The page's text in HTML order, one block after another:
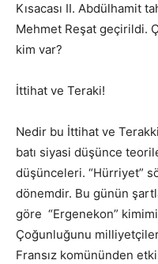
Kısacası II. Abdülhamit
Mehmet Reşat geçirildi.
kim var?
İttihat ve Teraki!
Nedir bu İttihat ve
batı siyasi düşünce
düşünceleri. “Hürriyet”
dönemdir. Bu günün
göre “Ergenekon”
Çoğunluğunu
Fransız komününden